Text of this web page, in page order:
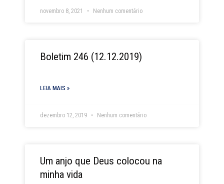
novembro 8, 2021 Nenhum comentário
Boletim 246 (12.12.2019)
LEIA MAIS »
dezembro 12, 2019 Nenhum comentário
Um anjo que Deus colocou na
minha vida